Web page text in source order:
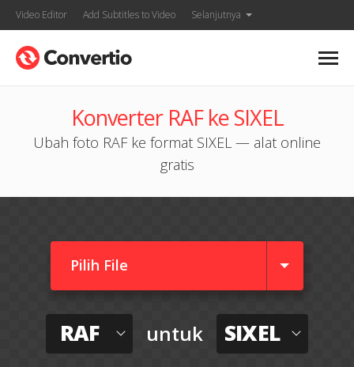
Video Editor Add Subtitles to Video Selanjutnya
Konverter RAF ke SIXEL
Ubah foto RAF ke format SIXEL — alat online
gratis
Pilih File
RAF untuk SIXEL